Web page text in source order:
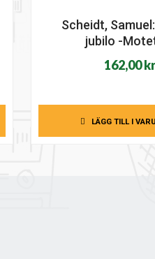
Scheidt,
jubilo -
162,00kr
LÄGG TILL I